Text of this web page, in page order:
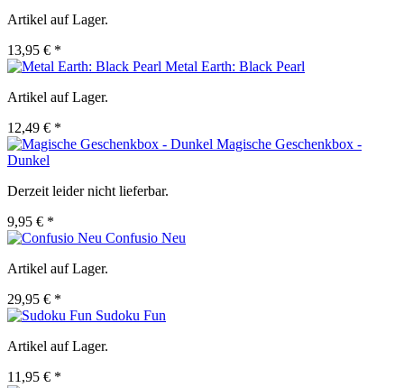
Artikel auf Lager.
13,95 € *
Metal Earth: Black Pearl
Artikel auf Lager.
12,49 € *
Magische Geschenkbox -
Dunkel
Derzeit leider nicht lieferbar.
9,95 € *
Confusio Neu
Artikel auf Lager.
29,95 € *
Sudoku Fun
Artikel auf Lager.
11,95 € *